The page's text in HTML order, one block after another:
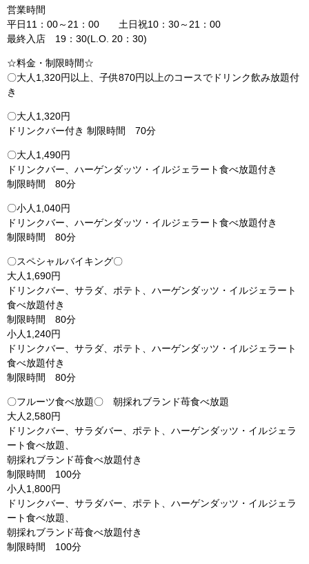
営業時間
平日11：00～21：00 土日祝10：30～21：00
最終入店 19：30(L.O. 20：30)
☆料金・制限時間☆
〇大人1,320円以上、子供870円以上のコースでドリンク飲み放題付
き
〇大人1,320円
ドリンクバー付き 制限時間 70分
〇大人1,490円
ドリンクバー、ハーゲンダッツ・イルジェラート食べ放題付き
制限時間 80分
〇小人1,040円
ドリンクバー、ハーゲンダッツ・イルジェラート食べ放題付き
制限時間 80分
〇スペシャルバイキング〇
大人1,690円
ドリンクバー、サラダ、ポテト、ハーゲンダッツ・イルジェラート
食べ放題付き
制限時間 80分
小人1,240円
ドリンクバー、サラダ、ポテト、ハーゲンダッツ・イルジェラート
食べ放題付き
制限時間 80分
〇フルーツ食べ放題〇 朝採れブランド苺食べ放題
大人2,580円
ドリンクバー、サラダバー、ポテト、ハーゲンダッツ・イルジェラ
ート食べ放題、
朝採れブランド苺食べ放題付き
制限時間 100分
小人1,800円
ドリンクバー、サラダバー、ポテト、ハーゲンダッツ・イルジェラ
ート食べ放題、
朝採れブランド苺食べ放題付き
制限時間 100分